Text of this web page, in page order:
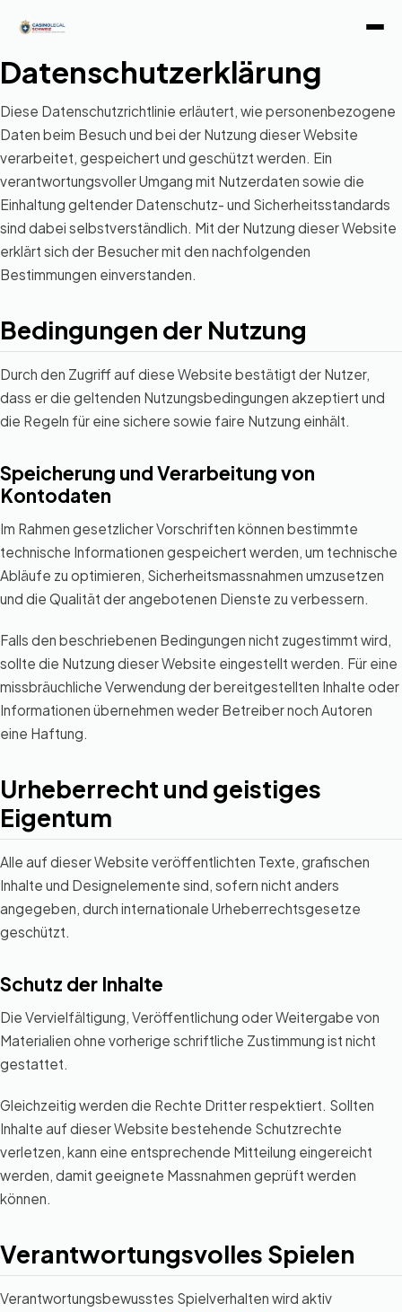
Datenschutzerklärung
Diese Datenschutzrichtlinie erläutert, wie personenbezogene
Daten beim Besuch und bei der Nutzung dieser Website
verarbeitet, gespeichert und geschützt werden. Ein
verantwortungsvoller Umgang mit Nutzerdaten sowie die
Einhaltung geltender Datenschutz- und Sicherheitsstandards
sind dabei selbstverständlich. Mit der Nutzung dieser Website
erklärt sich der Besucher mit den nachfolgenden
Bestimmungen einverstanden.
Bedingungen der Nutzung
Durch den Zugriff auf diese Website bestätigt der Nutzer,
dass er die geltenden Nutzungsbedingungen akzeptiert und
die Regeln für eine sichere sowie faire Nutzung einhält.
Speicherung und Verarbeitung von
Kontodaten
Im Rahmen gesetzlicher Vorschriften können bestimmte
technische Informationen gespeichert werden, um technische
Abläufe zu optimieren, Sicherheitsmassnahmen umzusetzen
und die Qualität der angebotenen Dienste zu verbessern.
Falls den beschriebenen Bedingungen nicht zugestimmt wird,
sollte die Nutzung dieser Website eingestellt werden. Für eine
missbräuchliche Verwendung der bereitgestellten Inhalte oder
Informationen übernehmen weder Betreiber noch Autoren
eine Haftung.
Urheberrecht und geistiges
Eigentum
Alle auf dieser Website veröffentlichten Texte, grafischen
Inhalte und Designelemente sind, sofern nicht anders
angegeben, durch internationale Urheberrechtsgesetze
geschützt.
Schutz der Inhalte
Die Vervielfältigung, Veröffentlichung oder Weitergabe von
Materialien ohne vorherige schriftliche Zustimmung ist nicht
gestattet.
Gleichzeitig werden die Rechte Dritter respektiert. Sollten
Inhalte auf dieser Website bestehende Schutzrechte
verletzen, kann eine entsprechende Mitteilung eingereicht
werden, damit geeignete Massnahmen geprüft werden
können.
Verantwortungsvolles Spielen
Verantwortungsbewusstes Spielverhalten wird aktiv